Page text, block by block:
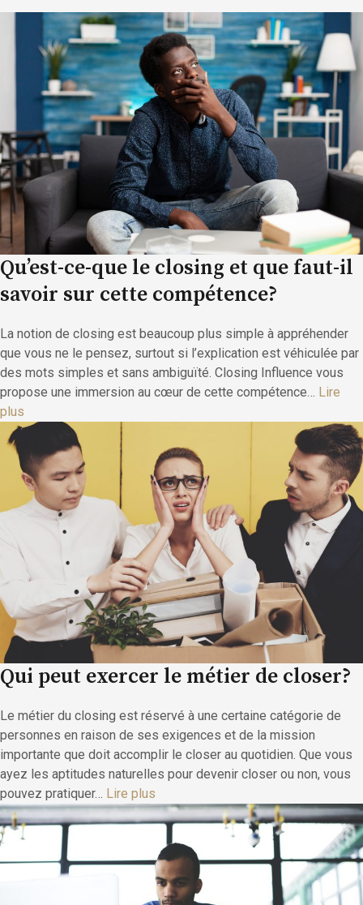
Qu’est-ce-que le closing et que faut-il
savoir sur cette compétence?
La notion de closing est beaucoup plus simple à appréhender
que vous ne le pensez, surtout si l’explication est véhiculée par
des mots simples et sans ambiguïté. Closing Influence vous
propose une immersion au cœur de cette compétence… Lire
plus
Qui peut exercer le métier de closer?
Le métier du closing est réservé à une certaine catégorie de
personnes en raison de ses exigences et de la mission
importante que doit accomplir le closer au quotidien. Que vous
ayez les aptitudes naturelles pour devenir closer ou non, vous
pouvez pratiquer… Lire plus